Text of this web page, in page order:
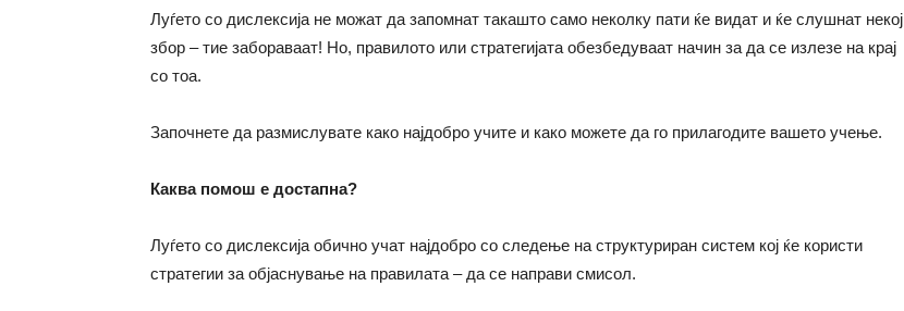
Луѓето со дислексија не можат да запомнат такашто само неколку пати ќе видат и ќе слушнат некој
збор – тие забораваат! Но, правилото или стратегијата обезбедуваат начин за да се излезе на крај
со тоа.
Започнете да размислувате како најдобро учите и како можете да го прилагодите вашето учење.
Каква помош е достапна?
Луѓето со дислексија обично учат најдобро со следење на структуриран систем кој ќе користи
стратегии за објаснување на правилата – да се направи смисол.